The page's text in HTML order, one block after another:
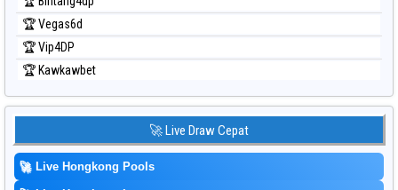
🏆 Vegas6d
🏆 Vip4DP
🏆 Kawkawbet
🚀 Live Draw Cepat
🚀 Live Hongkong Pools